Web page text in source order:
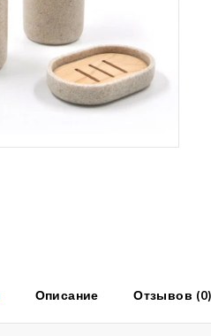
Описание Отзывов (0)